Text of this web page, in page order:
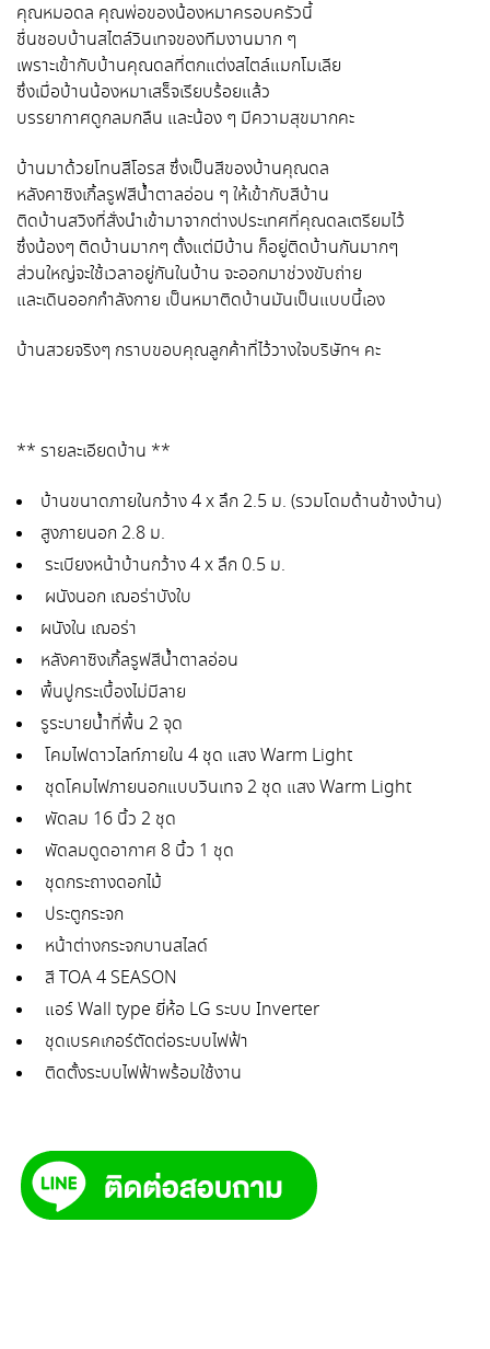
คุณหมอดล คุณพ่อของน้องหมาครอบครัวนี้
ชื่นชอบบ้านสไตล์วินเทจของทีมงานมาก ๆ
เพราะเข้ากับบ้านคุณดลที่ตกแต่งสไตล์แมกโมเลีย
ซึ่งเมื่อบ้านน้องหมาเสร็จเรียบร้อยแล้ว
บรรยากาศดูกลมกลืน และน้อง ๆ มีความสุขมากคะ
บ้านมาด้วยโทนสีโอรส ซึ่งเป็นสีของบ้านคุณดล
หลังคาซิงเกิ้ลรูฟสีน้ำตาลอ่อน ๆ ให้เข้ากับสีบ้าน
ติดบ้านสวิงที่สั่งนำเข้ามาจากต่างประเทศที่คุณดลเตรียมไว้
ซึ่งน้องๆ ติดบ้านมากๆ ตั้งแต่มีบ้าน ก็อยู่ติดบ้านกันมากๆ
ส่วนใหญ่จะใช้เวลาอยู่กันในบ้าน จะออกมาช่วงขับถ่าย
และเดินออกกำลังกาย เป็นหมาติดบ้านมันเป็นแบบนี้เอง
บ้านสวยจริงๆ กราบขอบคุณลูกค้าที่ไว้วางใจบริษัทฯ คะ
** รายละเอียดบ้าน **
บ้านขนาดภายในกว้าง 4 x ลึก 2.5 ม. (รวมโดมด้านข้างบ้าน)
สูงภายนอก 2.8 ม.
ระเบียงหน้าบ้านกว้าง 4 x ลึก 0.5 ม.
ผนังนอก เฌอร่าบังใบ
ผนังใน เฌอร่า
หลังคาซิงเกิ้ลรูฟสีน้ำตาลอ่อน
พื้นปูกระเบื้องไม่มีลาย
รูระบายน้ำที่พื้น 2 จุด
โคมไฟดาวไลท์ภายใน 4 ชุด แสง Warm Light
ชุดโคมไฟภายนอกแบบวินเทจ 2 ชุด แสง Warm Light
พัดลม 16 นิ้ว 2 ชุด
พัดลมดูดอากาศ 8 นิ้ว 1 ชุด
ชุดกระถางดอกไม้
ประตูกระจก
หน้าต่างกระจกบานสไลด์
สี TOA 4 SEASON
แอร์ Wall type ยี่ห้อ LG ระบบ Inverter
ชุดเบรคเกอร์ตัดต่อระบบไฟฟ้า
ติดตั้งระบบไฟฟ้าพร้อมใช้งาน